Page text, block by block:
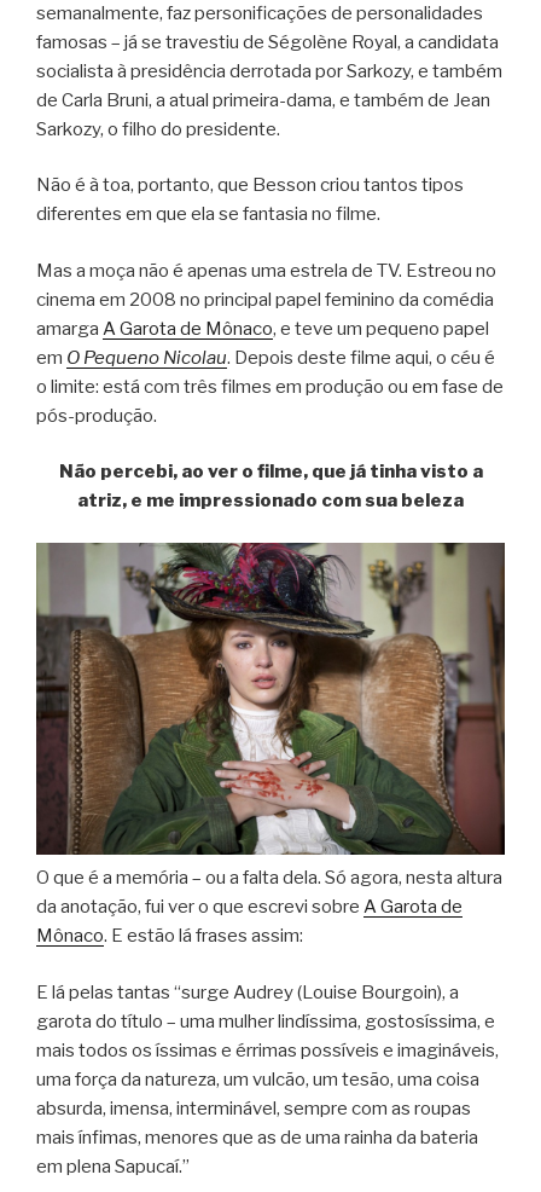
semanalmente, faz personificações de personalidades
famosas – já se travestiu de Ségolène Royal, a candidata
socialista à presidência derrotada por Sarkozy, e também
de Carla Bruni, a atual primeira-dama, e também de Jean
Sarkozy, o filho do presidente.
Não é à toa, portanto, que Besson criou tantos tipos
diferentes em que ela se fantasia no filme.
Mas a moça não é apenas uma estrela de TV. Estreou no
cinema em 2008 no principal papel feminino da comédia
amarga A Garota de Mônaco, e teve um pequeno papel
em O Pequeno Nicolau. Depois deste filme aqui, o céu é
o limite: está com três filmes em produção ou em fase de
pós-produção.
Não percebi, ao ver o filme, que já tinha visto a
atriz, e me impressionado com sua beleza
O que é a memória – ou a falta dela. Só agora, nesta altura
da anotação, fui ver o que escrevi sobre A Garota de
Mônaco. E estão lá frases assim:
E lá pelas tantas “surge Audrey (Louise Bourgoin), a
garota do título – uma mulher lindíssima, gostosíssima, e
mais todos os íssimas e érrimas possíveis e imagináveis,
uma força da natureza, um vulcão, um tesão, uma coisa
absurda, imensa, interminável, sempre com as roupas
mais ínfimas, menores que as de uma rainha da bateria
em plena Sapucaí.”